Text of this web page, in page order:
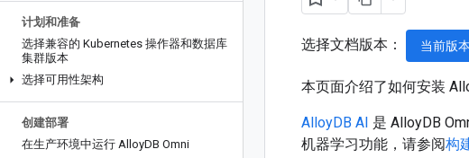
计划和准备
选择兼容的 Kubernetes 操作器和数据库
集群版本
选择可用性架构
创建部署
在生产环境中运行 AlloyDB Omni
选择文档版本： 当前版
本页面介绍了如何安装
AlloyDB AI 是 AlloyDB
机器学习功能，请参阅构